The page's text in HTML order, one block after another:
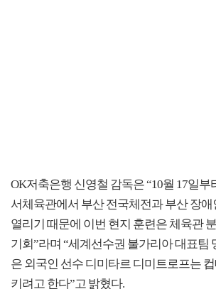
OK저축은행 신영철 감독은 “10월 17일부
서체육관에서 부산 전국체전과 부산 장
열리기 때문에 이번 현지 훈련은 체육관
기회”라며 “세계선수권 불가리아 대표팀
은 외국인 선수 디미타르 디미트로프는
키려고 한다”고 밝혔다.